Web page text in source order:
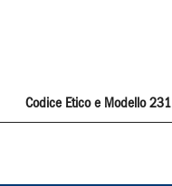
Codice Etico e Modello 231